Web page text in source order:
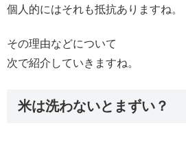
個人的にはそれも抵抗ありますね。
その理由などについて
次で紹介していきますね。
米は洗わないとまずい？